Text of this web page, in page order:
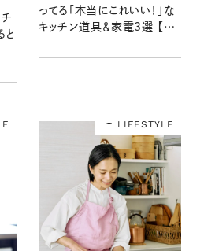
と
ってる「本当にこれいい！」な
キッチン道具＆家電3選 【家
LIFESTYLE